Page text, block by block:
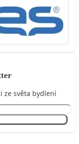
ze světa bydlení